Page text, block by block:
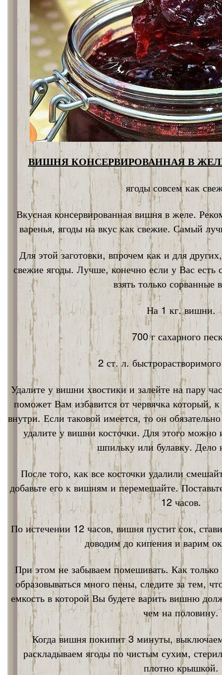
ВИШНЯ КОНСЕРВИРОВАННАЯ В
ягоды совсем как
Вкусная консервированная вишня в желе.
варенья, ягоды на вкус как свежие. Самый
Для этой заготовки, впрочем как и для
свежие ягоды. Лучше, конечно если у Вас
взять только сорванные
На 1 кг. вишни.
700 г сахарного
2 ст. л.
Удалите у вишни хвостики и залейте на пару
поможет Вам избавится от червячка который,
внутри. Если таковой имеется, то он
удалите у вишни косточки. Для этого можно
шпильку или булавку. Дело
После того, как все косточки удалили
добавьте его к вишням и перемешайте.
12 часов.
По истечении 12 часов, вишня пустит сок,
доводим до кипения и варим
При этом не забываем помешивать. Как
образовываться много пены, следите за тем,
емкость в которой Вы будете варить вишню
чем на половину.
Когда вишня покипит 3 минуты,
раскладываем ягоды по чистым сухим,
плотно крышкой.